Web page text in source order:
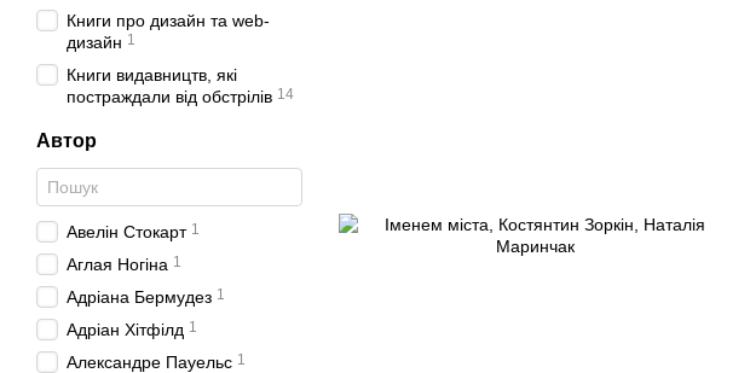
Книги про дизайн та web-
дизайн 1
Книги видавництв, які
постраждали від обстрілів 14
Автор
Авелін Стокарт 1
Аглая Ногіна 1
Адріана Бермудез 1
Адріан Хітфілд 1
Александре Пауельс 1